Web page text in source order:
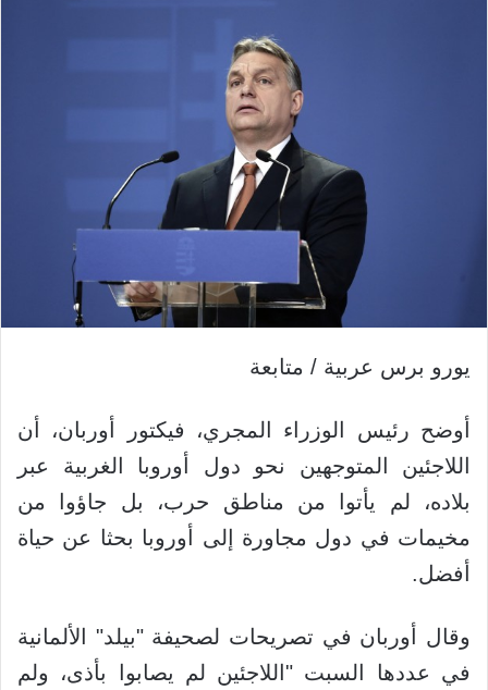
يورو برس عربية / متابعة
أوضح رئيس الوزراء المجري، فيكتور أوربان، أن
اللاجئين المتوجهين نحو دول أوروبا الغربية عبر
بلاده، لم يأتوا من مناطق حرب، بل جاؤوا من
مخيمات في دول مجاورة إلى أوروبا بحثا عن حياة
أفضل.
وقال أوربان في تصريحات لصحيفة "بيلد" الألمانية
في عددها السبت "اللاجئين لم يصابوا بأذى، ولم